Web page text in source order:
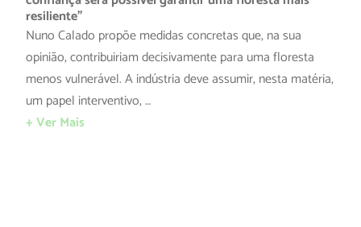
resiliente”
Nuno Calado propõe medidas concretas que, na sua
opinião, contribuiriam decisivamente para uma floresta
menos vulnerável. A indústria deve assumir, nesta matéria,
um papel interventivo, …
+ Ver Mais